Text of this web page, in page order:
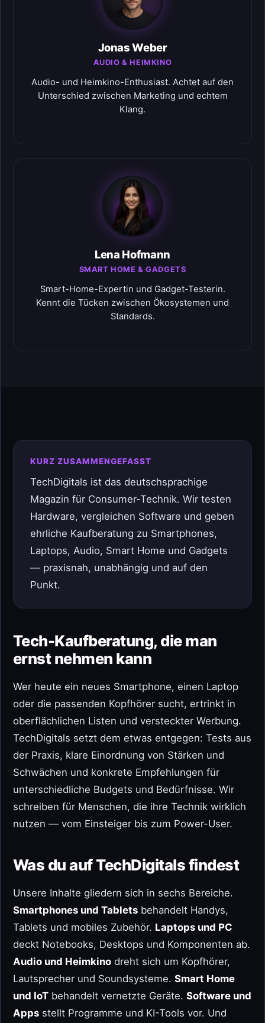
Jonas Weber
AUDIO & HEIMKINO
Audio- und Heimkino-Enthusiast. Achtet auf den
Unterschied zwischen Marketing und echtem
Klang.
Lena Hofmann
SMART HOME & GADGETS
Smart-Home-Expertin und Gadget-Testerin.
Kennt die Tücken zwischen Ökosystemen und
Standards.
KURZ ZUSAMMENGEFASST
TechDigitals ist das deutschsprachige
Magazin für Consumer-Technik. Wir testen
Hardware, vergleichen Software und geben
ehrliche Kaufberatung zu Smartphones,
Laptops, Audio, Smart Home und Gadgets
— praxisnah, unabhängig und auf den
Punkt.
Tech-Kaufberatung, die man
ernst nehmen kann
Wer heute ein neues Smartphone, einen Laptop
oder die passenden Kopfhörer sucht, ertrinkt in
oberflächlichen Listen und versteckter Werbung.
TechDigitals setzt dem etwas entgegen: Tests aus
der Praxis, klare Einordnung von Stärken und
Schwächen und konkrete Empfehlungen für
unterschiedliche Budgets und Bedürfnisse. Wir
schreiben für Menschen, die ihre Technik wirklich
nutzen — vom Einsteiger bis zum Power-User.
Was du auf TechDigitals findest
Unsere Inhalte gliedern sich in sechs Bereiche.
Smartphones und Tablets behandelt Handys,
Tablets und mobiles Zubehör. Laptops und PC
deckt Notebooks, Desktops und Komponenten ab.
Audio und Heimkino dreht sich um Kopfhörer,
Lautsprecher und Soundsysteme. Smart Home
und IoT behandelt vernetzte Geräte. Software und
Apps stellt Programme und KI-Tools vor. Und